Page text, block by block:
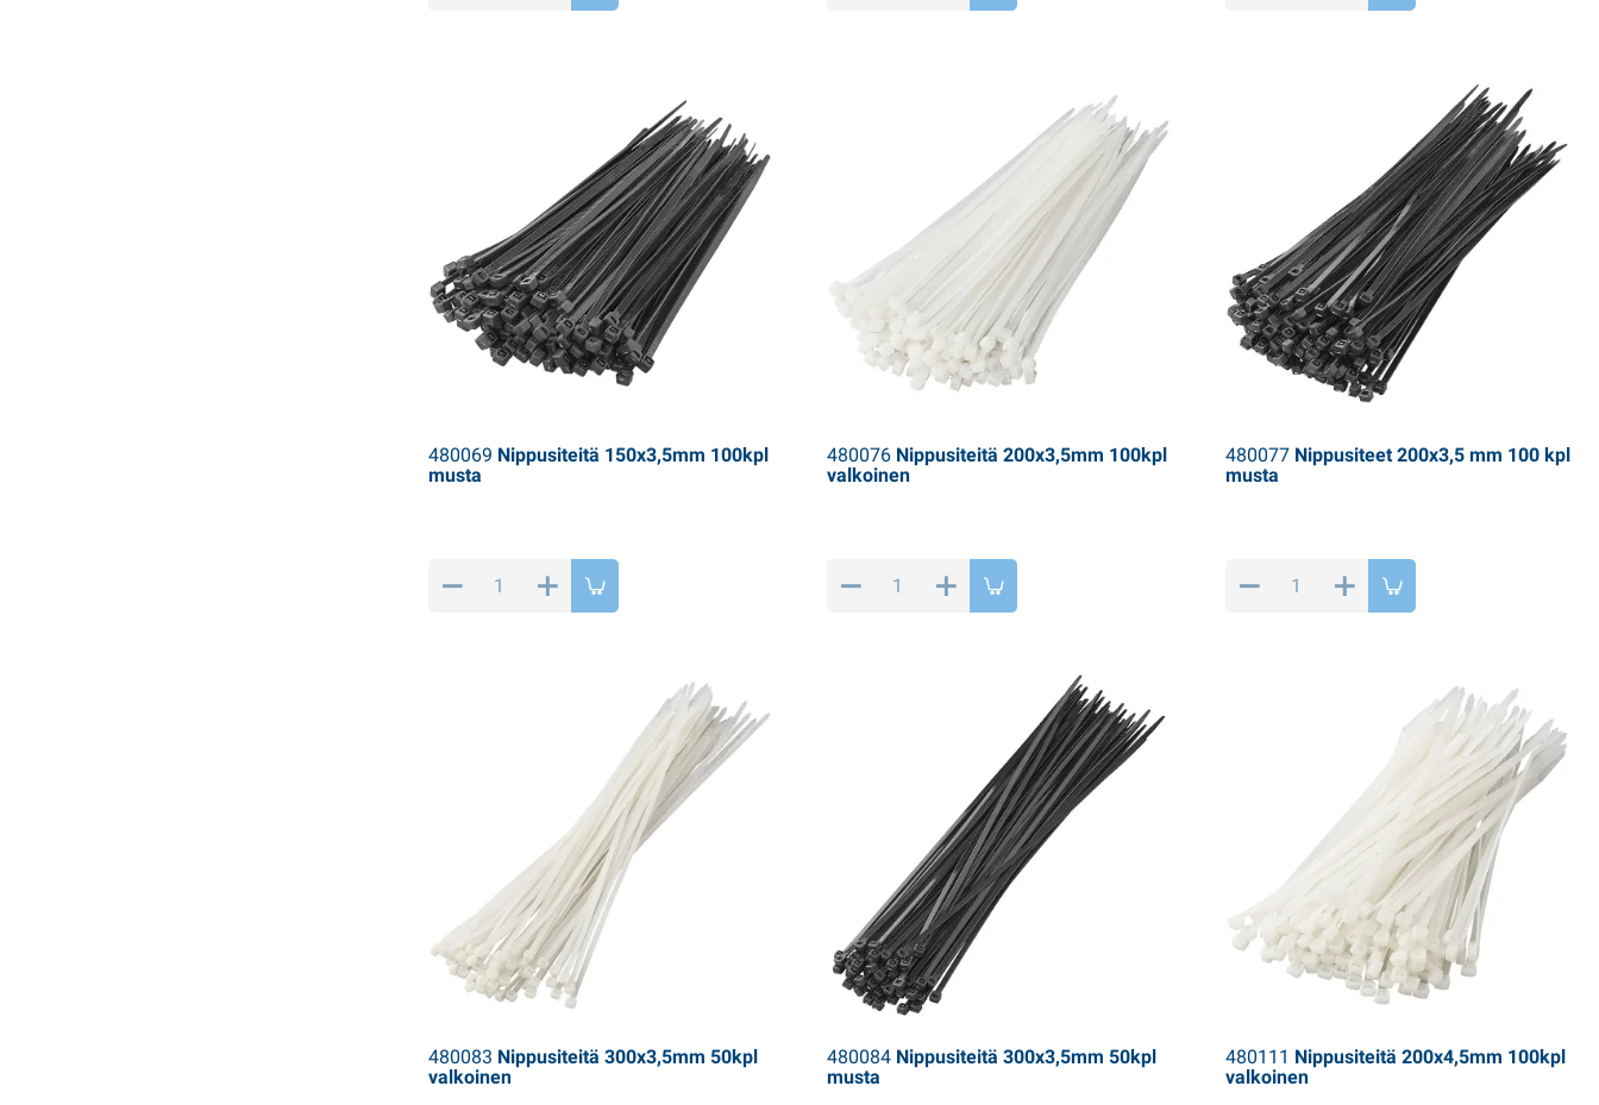
480069 Nippusiteitä 150x3,5mm 100kpl
musta
480076Nippusiteitä 200x3,5mm 100kpl
valkoinen
480077Nippusiteet 200x3,5 mm 100 kpl
musta
480083 Nippusiteitä 300x3,5mm 50kpl
valkoinen
480084Nippusiteitä 300x3,5mm 50kpl
musta
480111 Nippusiteitä 200x4,5mm 100kpl
valkoinen